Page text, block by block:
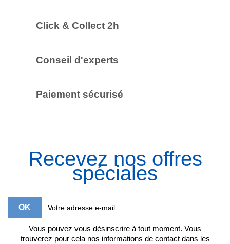
Click & Collect 2h
Conseil d'experts
Paiement sécurisé
Recevez nos offres
spéciales
Vous pouvez vous désinscrire à tout moment. Vous
trouverez pour cela nos informations de contact dans les